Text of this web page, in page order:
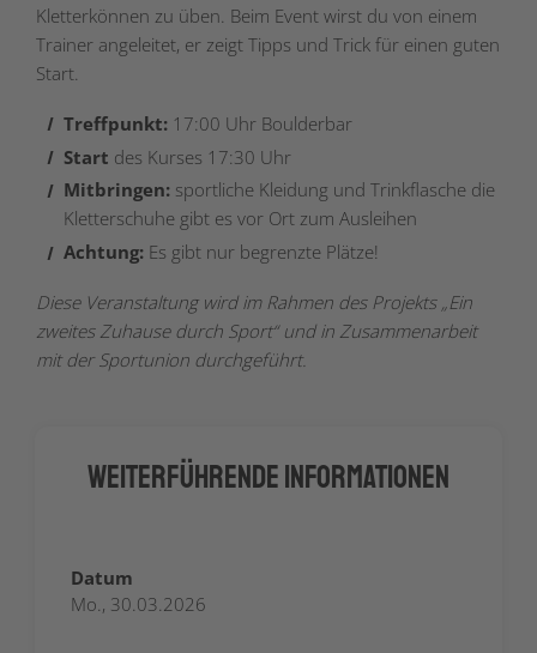
Kletterkönnen zu üben. Beim Event wirst du von einem
Trainer angeleitet, er zeigt Tipps und Trick für einen guten
Start.
Treffpunkt:17:00 Uhr Boulderbar
Start des Kurses 17:30 Uhr
Mitbringen:sportliche Kleidung und Trinkflasche die
Kletterschuhe gibt es vor Ort zum Ausleihen
Achtung:Es gibt nur begrenzte Plätze!
Diese Veranstaltung wird im Rahmen des Projekts „Ein
zweites Zuhause durch Sport“ und in Zusammenarbeit
mit der Sportunion durchgeführt.
Weiterführende Informationen
Datum
Mo., 30.03.2026